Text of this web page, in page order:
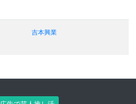
吉本興業